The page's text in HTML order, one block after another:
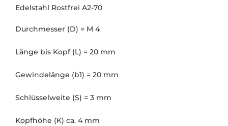
Edelstahl Rostfrei A2-70
Durchmesser (D) = M 4
Länge bis Kopf (L) = 20 mm
Gewindelänge (b1) = 20 mm
Schlüsselweite (S) = 3 mm
Kopfhöhe (K) ca. 4 mm